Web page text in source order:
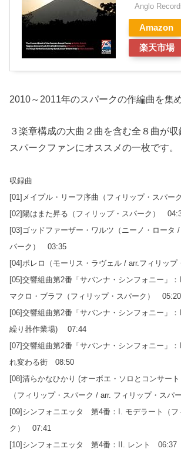
Anglo
Amazon
楽天市場
2010～2011年のスパークの作編曲を集
３楽章構成の大曲２曲を含む全８曲が収
スパークファンにオススメの一枚です。
収録曲
[01]メイプル・リーフ序曲（フィリップ・スパ
[02]陽はまた昇る（フィリップ・スパーク）
[03]ゴッドファーザー・ワルツ（ニーノ・ロータ
パーク） 03:35
[04]ボレロ（モーリス・ラヴェル / arr.フィリッ
[05]交響組曲第2番「サバンナ・シンフォニー」
マクロ・ブラフ（フィリップ・スパーク） 05:20
[06]交響組曲第2番「サバンナ・シンフォニー」
繰り器作業場) 07:44
[07]交響組曲第2番「サバンナ・シンフォニー」
れ変わる街 08:50
[08]清らかなひかり (オーボエ・ソロとコンサー
（フィリップ・スパーク / arr. フィリップ・ス
[09]シンフォニエッタ 第4番：I. モデラート（フ
ク） 07:41
[10]シンフォニエッタ 第4番：II. レント 06:37